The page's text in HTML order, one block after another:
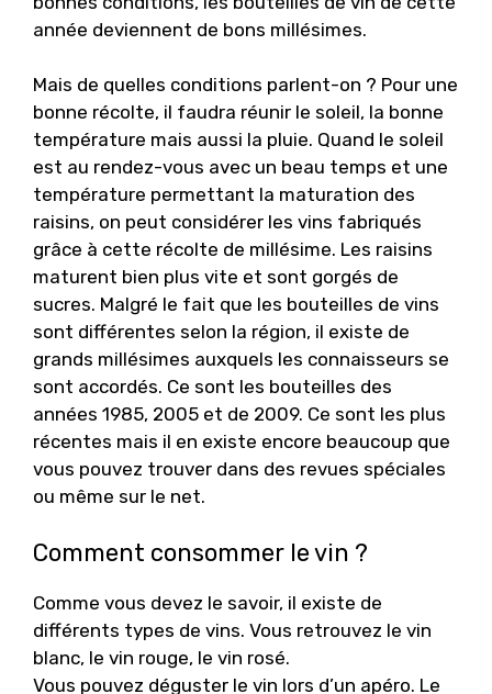
année deviennent de bons millésimes.
Mais de quelles conditions parlent-on ? Pour une
bonne récolte, il faudra réunir le soleil, la bonne
température mais aussi la pluie. Quand le soleil
est au rendez-vous avec un beau temps et une
température permettant la maturation des
raisins, on peut considérer les vins fabriqués
grâce à cette récolte de millésime. Les raisins
maturent bien plus vite et sont gorgés de
sucres. Malgré le fait que les bouteilles de vins
sont différentes selon la région, il existe de
grands millésimes auxquels les connaisseurs se
sont accordés. Ce sont les bouteilles des
années 1985, 2005 et de 2009. Ce sont les plus
récentes mais il en existe encore beaucoup que
vous pouvez trouver dans des revues spéciales
ou même sur le net.
Comment consommer le vin ?
Comme vous devez le savoir, il existe de
différents types de vins. Vous retrouvez le vin
blanc, le vin rouge, le vin rosé.
Vous pouvez déguster le vin lors d’un apéro. Le